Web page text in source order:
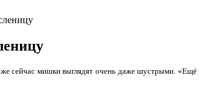
сейчас мишки выглядят очень даже шустрыми. «Ещё